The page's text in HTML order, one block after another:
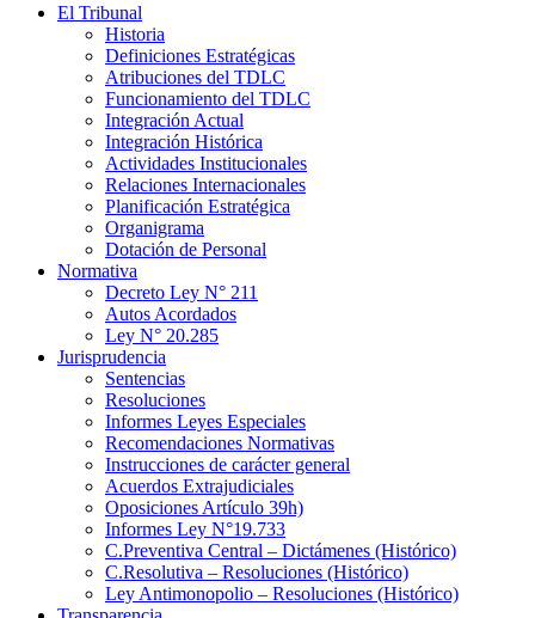
El Tribunal
Historia
Definiciones Estratégicas
Atribuciones del TDLC
Funcionamiento del TDLC
Integración Actual
Integración Histórica
Actividades Institucionales
Relaciones Internacionales
Planificación Estratégica
Organigrama
Dotación de Personal
Normativa
Decreto Ley N° 211
Autos Acordados
Ley N° 20.285
Jurisprudencia
Sentencias
Resoluciones
Informes Leyes Especiales
Recomendaciones Normativas
Instrucciones de carácter general
Acuerdos Extrajudiciales
Oposiciones Artículo 39h)
Informes Ley N°19.733
C.Preventiva Central – Dictámenes (Histórico)
C.Resolutiva – Resoluciones (Histórico)
Ley Antimonopolio – Resoluciones (Histórico)